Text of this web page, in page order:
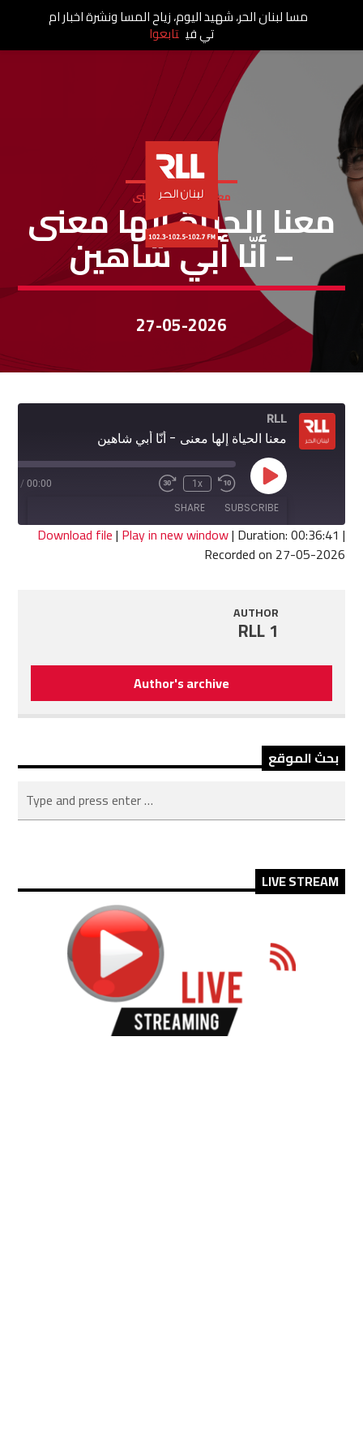
معنا الحياة الها معنى
معنا الحياة إلها معنى
– أنّا أبي شاهين
27-05-2026
RLL
معنا الحياة إلها معنى - أنّا أبي شاهين
Play
Episode
Rewind
10
Seconds
1x
Fast
seconds
00:00
/
SUBSCRIBE
SHARE
SHARE
Download file| Play in new window| Duration: 00:36:41 |
Recorded on 27-05-2026
AUTHOR
RLL 1
Author's archive
بحث الموقع
LIVE STREAM
مسا لبنان الحر، شهيد اليوم، زياح المسا ونشرة اخبار ام
تي في تابعوا